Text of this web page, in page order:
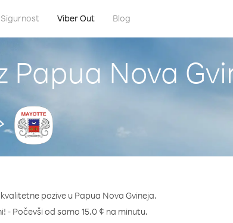
Sigurnost Viber Out Blog
Nova
pozive u Papua Nova Gvineja.
- Počevši od samo 15.0 ¢ na minutu.